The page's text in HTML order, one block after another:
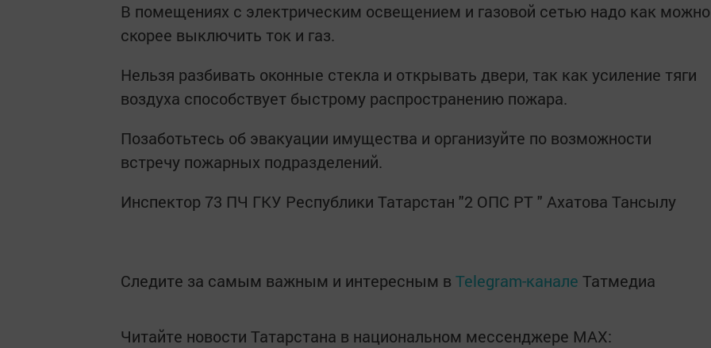
В помещениях с электрическим освещением и газовой сетью надо как можно
скорее выключить ток и газ.
Нельзя разбивать оконные стекла и открывать двери, так как усиление тяги
воздуха способствует быстрому распространению пожара.
Позаботьтесь об эвакуации имущества и организуйте по возможности
встречу пожарных подразделений.
Инспектор 73 ПЧ ГКУ Республики Татарстан "2 ОПС РТ " Ахатова Тансылу
Следите за самым важным и интересным в Telegram-канале Татмедиа
Читайте новости Татарстана в национальном мессенджере MАХ: